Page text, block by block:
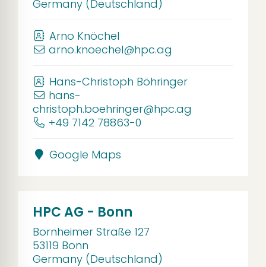
Germany (Deutschland)
Arno Knöchel
arno.knoechel@hpc.ag
Hans-Christoph Böhringer
hans-
christoph.boehringer@hpc.ag
+49 7142 78863-0
Google Maps
HPC AG - Bonn
Bornheimer Straße 127
53119 Bonn
Germany (Deutschland)